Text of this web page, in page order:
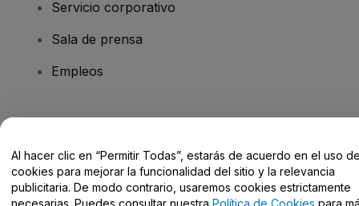
Servicio corporativo
Sala de prensa
Empleos
Centro de Ayuda / Contacto
Al hacer clic en “Permitir Todas”, estarás de acuerdo en el uso
cookies para mejorar la funcionalidad del sitio y la relevancia
publicitaria. De modo contrario, usaremos cookies estrictamente
necesarias. Puedes consultar nuestra Política de Cookies para